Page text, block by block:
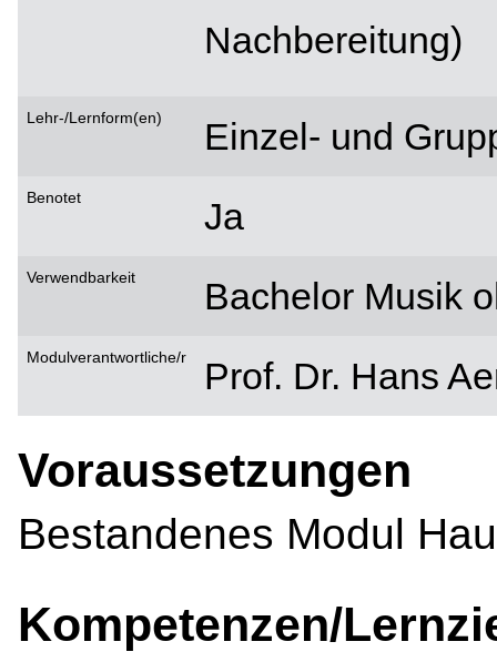
Nachbereitung)
Lehr-/Lernform(en) Einzel- und
Benotet Ja
Verwendbarkeit Bachelor Musik
Modulverantwortliche/r Prof. Dr. Hans
Voraussetzungen
Bestandenes Modul
Kompetenzen/